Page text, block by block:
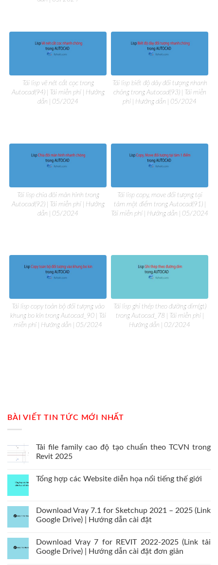
Tải lisp vẽ nét cắt cọc trong
Autocad(94) | Tải miễn phí | Hướng
dẫn | 05/2024
Tải lisp biết độ dày đối tượng nhanh
chóng trong Autocad(93) | Tải miễn
phí | Hướng dẫn | 05/2024
Tải lisp chia đôi màn hình trong
Autocad(92) | Tải miễn phí | Hướng
dẫn | 05/2024
Tải lisp copy, move đối tượng tại
tâm một điểm trong Autocad(91) |
Tải miễn phí | Hướng dẫn | 05/2024
Tải lisp copy toàn bộ đối tượng vào
khung bo kín trong Autocad_90 | Tải
miễn phí | Hướng dẫn | 05/2024
Tải lisp ghi thép theo đường dim(gt)
trong Autocad_78 | Tải miễn phí |
Hướng dẫn | 02/2024
BÀI VIẾT TIN TỨC MỚI NHẤT
Tải file family cao độ tạo chuẩn theo TCVN trong
Revit 2025
Tổng hợp các Website diễn họa nổi tiếng thế giới
Download Vray 7.1 for Sketchup 2021 – 2025 (Link
Google Drive) | Hướng dẫn cài đặt
Download Vray 7 for REVIT 2022-2025 (Link tải
Google Drive) | Hướng dẫn cài đặt đơn giản